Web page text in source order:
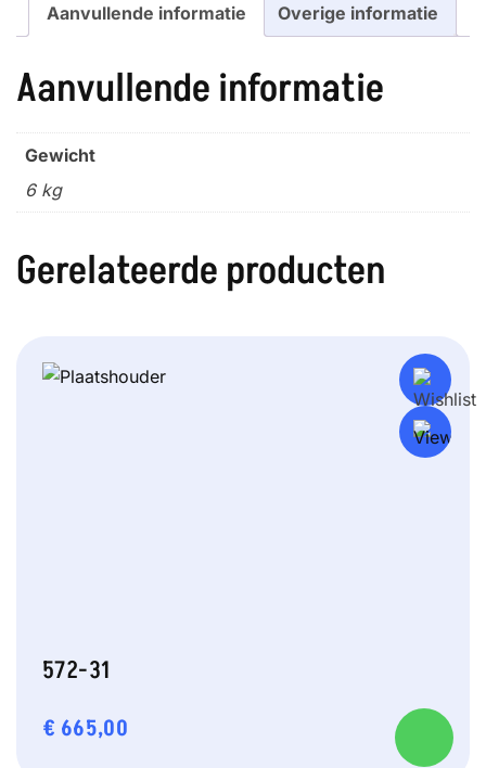
Aanvullende informatie Overige informatie
Aanvullende informatie
Gewicht
6 kg
Gerelateerde producten
572-31
€ 665,00